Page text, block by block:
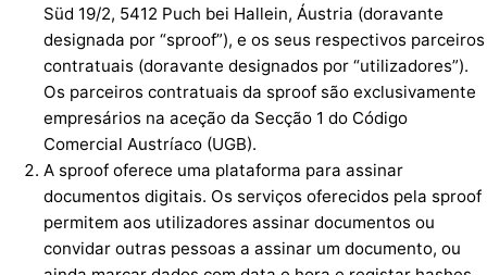
Süd 19/2, 5412 Puch bei Hallein, Áustria (doravante
designada por “sproof”), e os seus respectivos parceiros
contratuais (doravante designados por “utilizadores”).
Os parceiros contratuais da sproof são exclusivamente
empresários na aceção da Secção 1 do Código
Comercial Austríaco (UGB).
A sproof oferece uma plataforma para assinar
documentos digitais. Os serviços oferecidos pela sproof
permitem aos utilizadores assinar documentos ou
convidar outras pessoas a assinar um documento, ou